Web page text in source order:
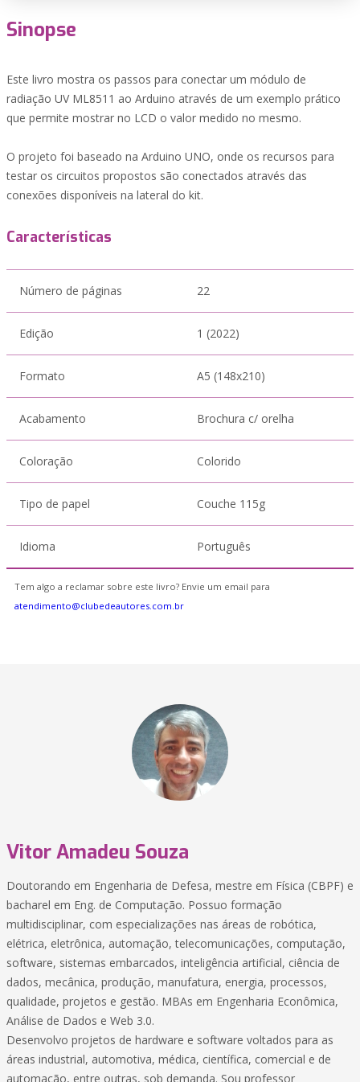
Sinopse
Este livro mostra os passos para conectar um módulo de
radiação UV ML8511 ao Arduino através de um exemplo prático
que permite mostrar no LCD o valor medido no mesmo.
O projeto foi baseado na Arduino UNO, onde os recursos para
testar os circuitos propostos são conectados através das
conexões disponíveis na lateral do kit.
Características
Número de páginas 22
Edição 1 (2022)
Formato A5 (148x210)
Acabamento Brochura c/ orelha
Coloração Colorido
Tipo de papel Couche 115g
Idioma Português
Tem algo a reclamar sobre este livro? Envie um email para
atendimento@clubedeautores.com.br
Vitor Amadeu Souza
Doutorando em Engenharia de Defesa, mestre em Física (CBPF) e
bacharel em Eng. de Computação. Possuo formação
multidisciplinar, com especializações nas áreas de robótica,
elétrica, eletrônica, automação, telecomunicações, computação,
software, sistemas embarcados, inteligência artificial, ciência de
dados, mecânica, produção, manufatura, energia, processos,
qualidade, projetos e gestão. MBAs em Engenharia Econômica,
Análise de Dados e Web 3.0.
Desenvolvo projetos de hardware e software voltados para as
áreas industrial, automotiva, médica, científica, comercial e de
automação, entre outras, sob demanda. Sou professor